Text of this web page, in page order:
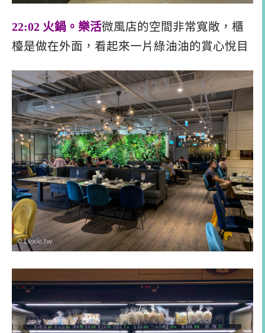
22:02 火鍋。樂活微風店的空間非常寬敞，櫃
檯是做在外面，看起來一片綠油油的賞心悅目